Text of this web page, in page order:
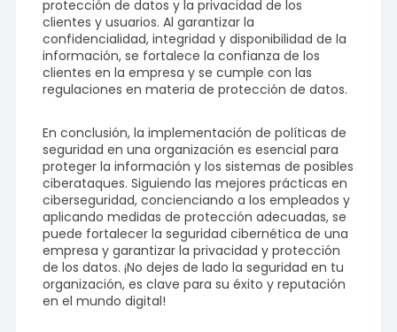
protección de datos y la privacidad de los
clientes y usuarios. Al garantizar la
confidencialidad, integridad y disponibilidad de la
información, se fortalece la confianza de los
clientes en la empresa y se cumple con las
regulaciones en materia de protección de datos.
En conclusión, la implementación de políticas de
seguridad en una organización es esencial para
proteger la información y los sistemas de posibles
ciberataques. Siguiendo las mejores prácticas en
ciberseguridad, concienciando a los empleados y
aplicando medidas de protección adecuadas, se
puede fortalecer la seguridad cibernética de una
empresa y garantizar la privacidad y protección
de los datos. ¡No dejes de lado la seguridad en tu
organización, es clave para su éxito y reputación
en el mundo digital!